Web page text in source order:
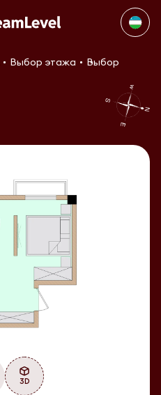
Выбор этажа
Выбор
3D